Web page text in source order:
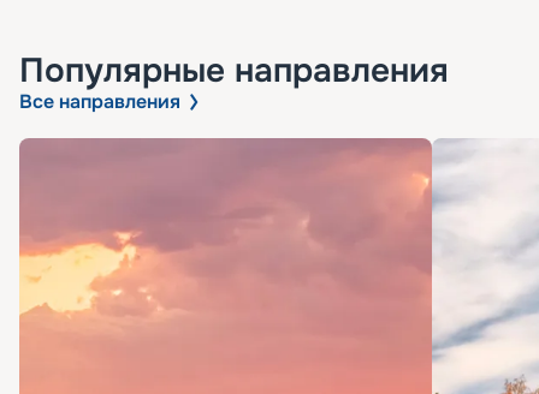
Популярные направления
Все направления